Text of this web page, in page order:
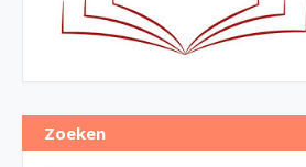
Zoeken